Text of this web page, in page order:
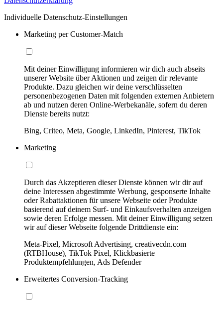
Individuelle Datenschutz-Einstellungen
Marketing per Customer-Match
Mit deiner Einwilligung informieren wir dich auch abseits
unserer Website über Aktionen und zeigen dir relevante
Produkte. Dazu gleichen wir deine verschlüsselten
personenbezogenen Daten mit folgenden externen Anbietern
ab und nutzen deren Online-Werbekanäle, sofern du deren
Dienste bereits nutzt:
Bing, Criteo, Meta, Google, LinkedIn, Pinterest, TikTok
Marketing
Durch das Akzeptieren dieser Dienste können wir dir auf
deine Interessen abgestimmte Werbung, gesponserte Inhalte
oder Rabattaktionen für unsere Webseite oder Produkte
basierend auf deinem Surf- und Einkaufsverhalten anzeigen
sowie deren Erfolge messen. Mit deiner Einwilligung setzen
wir auf dieser Webseite folgende Drittdienste ein:
Meta-Pixel, Microsoft Advertising, creativecdn.com
(RTBHouse), TikTok Pixel, Klickbasierte
Produktempfehlungen, Ads Defender
Erweitertes Conversion-Tracking